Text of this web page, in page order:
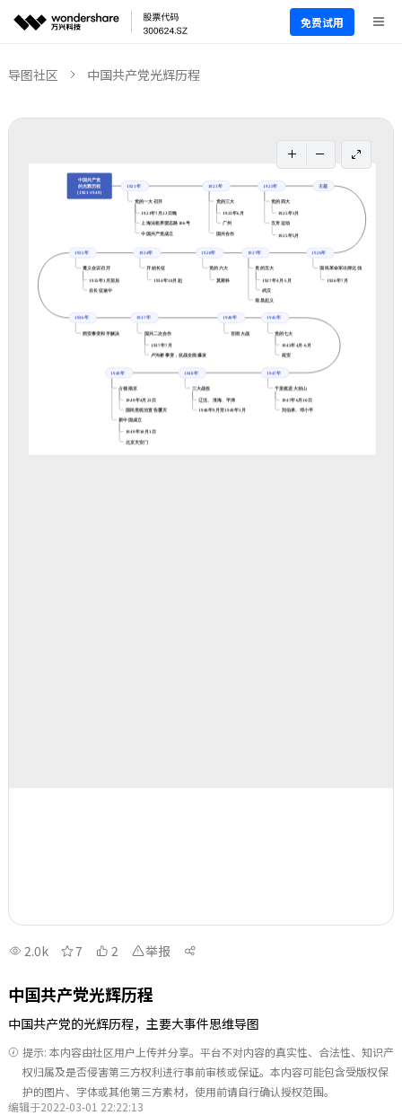
免费试用
导图社区 中国共产党光辉历程
2.0k 7 2 举报
中国共产党光辉历程
中国共产党的光辉历程，主要大事件思维导图
提示: 本内容由社区用户上传并分享。平台不对内容的真实性、合法性、知识产
权归属及是否侵害第三方权利进行事前审核或保证。本内容可能包含受版权保
护的图片、字体或其他第三方素材，使用前请自行确认授权范围。
编辑于2022-03-01 22:22:13